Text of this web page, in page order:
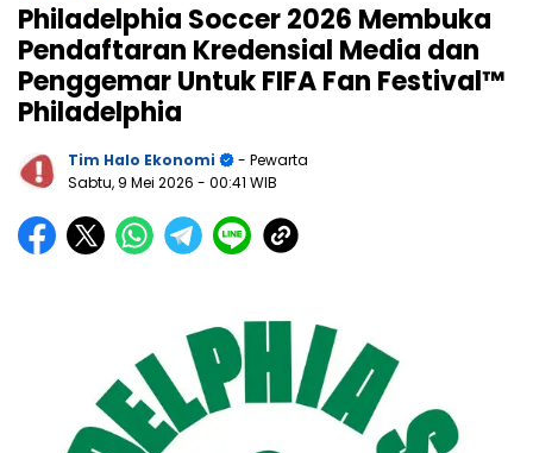
Philadelphia Soccer 2026 Membuka
Pendaftaran Kredensial Media dan
Penggemar Untuk FIFA Fan Festival™
Philadelphia
Tim Halo Ekonomi
- Pewarta
Sabtu, 9 Mei 2026 - 00:41 WIB